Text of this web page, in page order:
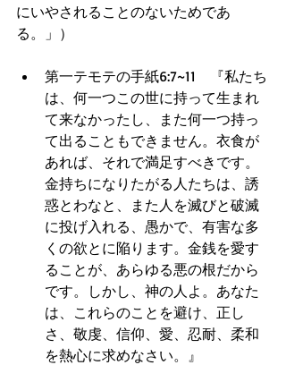
にいやされることのないためであ
る。」）
第一テモテの手紙6:7~11　『私たち
は、何一つこの世に持って生まれ
て来なかったし、また何一つ持っ
て出ることもできません。衣食が
あれば、それで満足すべきです。
金持ちになりたがる人たちは、誘
惑とわなと、また人を滅びと破滅
に投げ入れる、愚かで、有害な多
くの欲とに陥ります。金銭を愛す
ることが、あらゆる悪の根だから
です。しかし、神の人よ。あなた
は、これらのことを避け、正し
さ、敬虔、信仰、愛、忍耐、柔和
を熱心に求めなさい。』